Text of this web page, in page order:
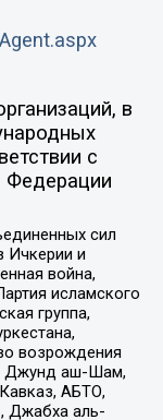
в
с
Федерации
сил
Ичкерии и
война,
исламского
группа,
возрождения
Джунд аш-Шам,
АБТО,
Джабха аль-